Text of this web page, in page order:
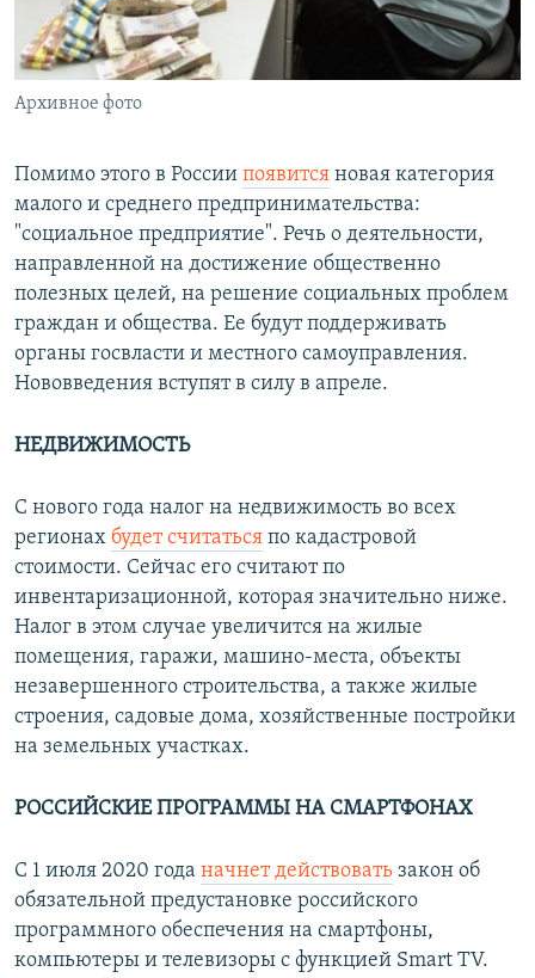
Архивное фото
Помимо этого в России появится новая категория
малого и среднего предпринимательства:
"социальное предприятие". Речь о деятельности,
направленной на достижение общественно
полезных целей, на решение социальных проблем
граждан и общества. Ее будут поддерживать
органы госвласти и местного самоуправления.
Нововведения вступят в силу в апреле.
НЕДВИЖИМОСТЬ
С нового года налог на недвижимость во всех
регионах будет считаться по кадастровой
стоимости. Сейчас его считают по
инвентаризационной, которая значительно ниже.
Налог в этом случае увеличится на жилые
помещения, гаражи, машино-места, объекты
незавершенного строительства, а также жилые
строения, садовые дома, хозяйственные постройки
на земельных участках.
РОССИЙСКИЕ ПРОГРАММЫ НА СМАРТФОНАХ
С 1 июля 2020 года начнет действовать закон об
обязательной предустановке российского
программного обеспечения на смартфоны,
компьютеры и телевизоры с функцией Smart TV.